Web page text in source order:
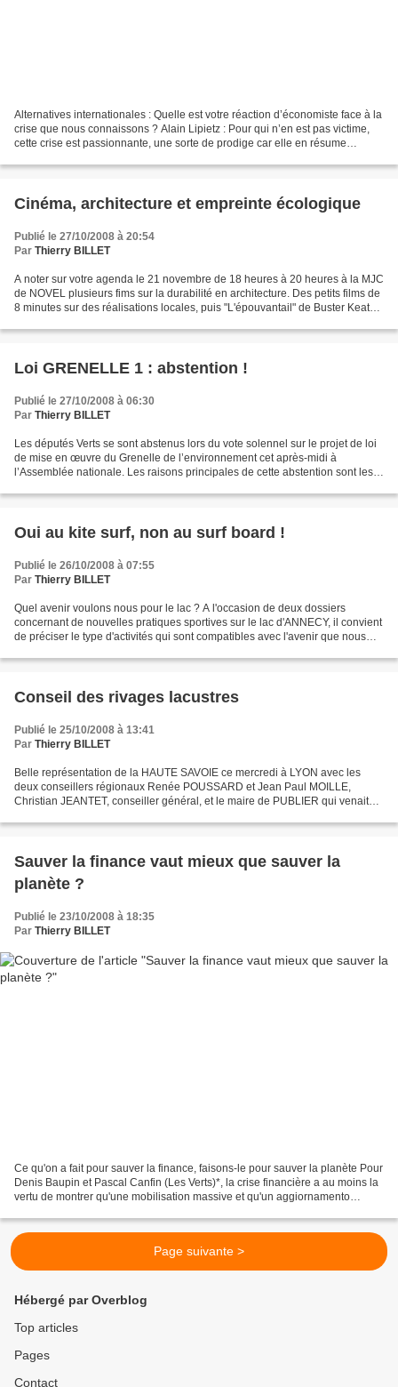
Alternatives internationales : Quelle est votre réaction d’économiste face à la
crise que nous connaissons ? Alain Lipietz : Pour qui n’en est pas victime,
cette crise est passionnante, une sorte de prodige car elle en résume
Cinéma, architecture et empreinte écologique
Publié le 27/10/2008 à 20:54
Par Thierry BILLET
A noter sur votre agenda le 21 novembre de 18 heures à 20 heures à la MJC
de NOVEL plusieurs fims sur la durabilité en architecture. Des petits films de
8 minutes sur des réalisations locales, puis "L'épouvantail" de Buster Keaton
Loi GRENELLE 1 : abstention !
Publié le 27/10/2008 à 06:30
Par Thierry BILLET
Les députés Verts se sont abstenus lors du vote solennel sur le projet de loi
de mise en œuvre du Grenelle de l’environnement cet après-midi à
l’Assemblée nationale. Les raisons principales de cette abstention sont les
Oui au kite surf, non au surf board !
Publié le 26/10/2008 à 07:55
Par Thierry BILLET
Quel avenir voulons nous pour le lac ? A l'occasion de deux dossiers
concernant de nouvelles pratiques sportives sur le lac d'ANNECY, il convient
de préciser le type d'activités qui sont compatibles avec l'avenir que nous
Conseil des rivages lacustres
Publié le 25/10/2008 à 13:41
Par Thierry BILLET
Belle représentation de la HAUTE SAVOIE ce mercredi à LYON avec les
deux conseillers régionaux Renée POUSSARD et Jean Paul MOILLE,
Christian JEANTET, conseiller général, et le maire de PUBLIER qui venait
Sauver la finance vaut mieux que sauver la
planète ?
Publié le 23/10/2008 à 18:35
Par Thierry BILLET
Ce qu'on a fait pour sauver la finance, faisons-le pour sauver la planète Pour
Denis Baupin et Pascal Canfin (Les Verts)*, la crise financière a au moins la
vertu de montrer qu'une mobilisation massive et qu'un aggiornamento
Page suivante >
Hébergé par Overblog
Top articles
Pages
Contact